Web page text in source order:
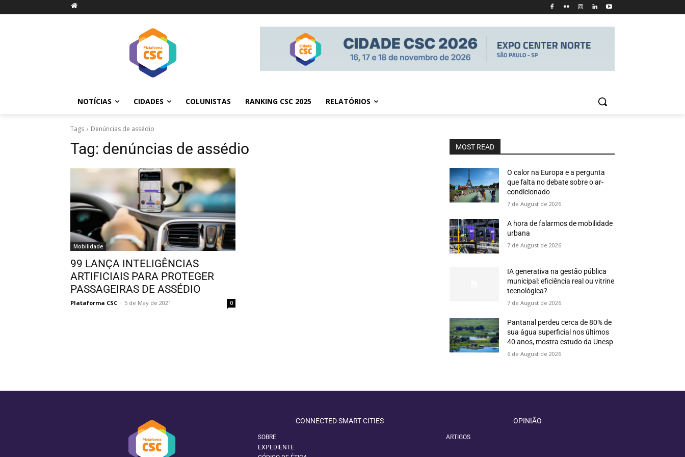
NOTÍCIAS CIDADES COLUNISTAS RANKING CSC 2025 RELATÓRIOS
Tags Denúncias de assédio
Tag: denúncias de assédio
Mobilidade
99 LANÇA INTELIGÊNCIAS
ARTIFICIAIS PARA PROTEGER
PASSAGEIRAS DE ASSÉDIO
Plataforma CSC - 5 de May de 2021 0
MOST READ
O calor na Europa e a pergunta
que falta no debate sobre o ar-
condicionado
7 de August de 2026
A hora de falarmos de mobilidade
urbana
7 de August de 2026
IA generativa na gestão pública
municipal: eficiência real ou vitrine
tecnológica?
7 de August de 2026
Pantanal perdeu cerca de 80% de
sua água superficial nos últimos
40 anos, mostra estudo da Unesp
6 de August de 2026
CONNECTED SMART CITIES
SOBRE
EXPEDIENTE
OPINIÃO
ARTIGOS